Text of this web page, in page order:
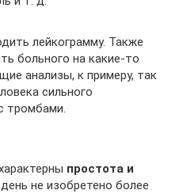
лейкограмму. Также
больного на какие-то
анализы, к примеру, так
сильного
тромбами.
простота и
не изобретено более